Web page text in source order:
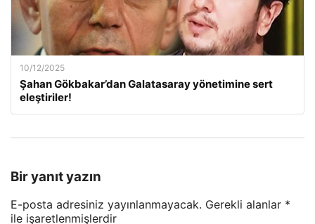
10/12/2025
Şahan Gökbakar’dan Galatasaray yönetimine sert
eleştiriler!
Bir yanıt yazın
E-posta adresiniz yayınlanmayacak. Gerekli alanlar *
ile işaretlenmişlerdir